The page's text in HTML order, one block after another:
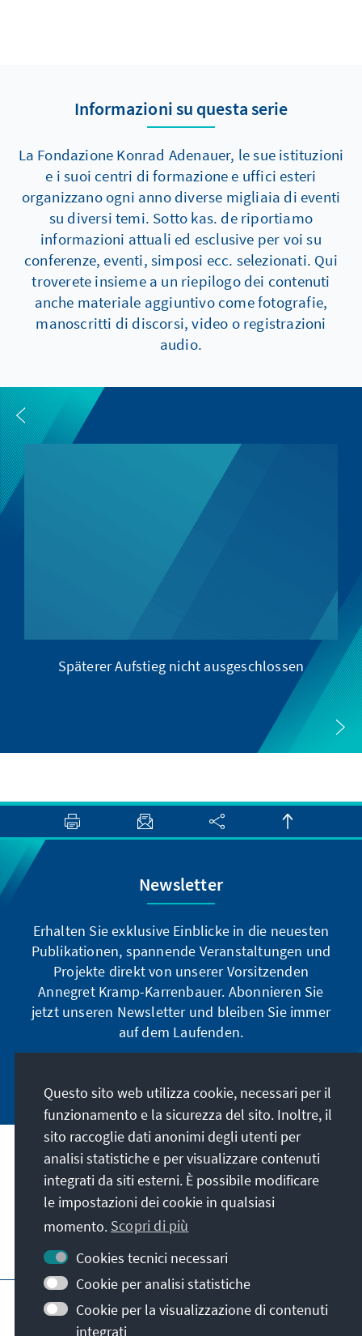
Informazioni su questa serie
La Fondazione Konrad Adenauer, le sue istituzioni
e i suoi centri di formazione e uffici esteri
organizzano ogni anno diverse migliaia di eventi
su diversi temi. Sotto kas. de riportiamo
informazioni attuali ed esclusive per voi su
conferenze, eventi, simposi ecc. selezionati. Qui
troverete insieme a un riepilogo dei contenuti
anche materiale aggiuntivo come fotografie,
manoscritti di discorsi, video o registrazioni
audio.
Späterer Aufstieg nicht ausgeschlossen
Newsletter
Erhalten Sie exklusive Einblicke in die neuesten
Publikationen, spannende Veranstaltungen und
Projekte direkt von unserer Vorsitzenden
Annegret Kramp-Karrenbauer. Abonnieren Sie
jetzt unseren Newsletter und bleiben Sie immer
auf dem Laufenden.
La nostra missione
Contatto
Altre offerte della fondazione
Colophon
Termini e condizioni
Questo sito web utilizza cookie, necessari per il
funzionamento e la sicurezza del sito. Inoltre, il
sito raccoglie dati anonimi degli utenti per
analisi statistiche e per visualizzare contenuti
integrati da siti esterni. È possibile modificare
le impostazioni dei cookie in qualsiasi
momento. Scopri di più
Cookies tecnici necessari
Cookie per analisi statistiche
Cookie per la visualizzazione di contenuti
integrati